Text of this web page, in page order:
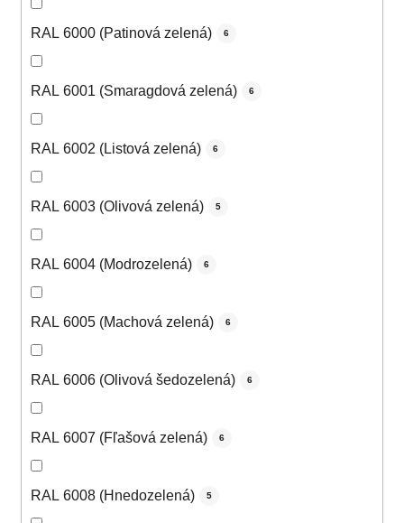
RAL 6000 (Patinová zelená) 6
RAL 6001 (Smaragdová zelená) 6
RAL 6002 (Listová zelená) 6
RAL 6003 (Olivová zelená) 5
RAL 6004 (Modrozelená) 6
RAL 6005 (Machová zelená) 6
RAL 6006 (Olivová šedozelená) 6
RAL 6007 (Fľašová zelená) 6
RAL 6008 (Hnedozelená) 5